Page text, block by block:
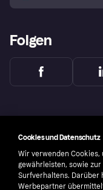
Folgen
Cookies und Datenschutz
Wir verwenden Cookies,
gewährleisten, sowie
Surfverhaltens. Darüber
Werbepartner